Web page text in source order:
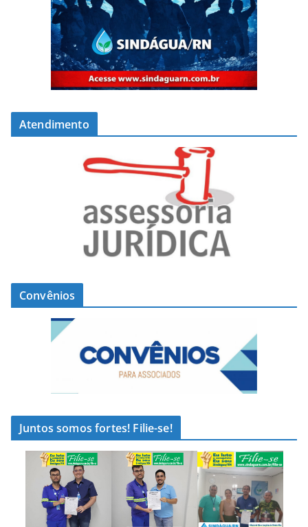
Atendimento
Convênios
Juntos somos fortes! Filie-se!